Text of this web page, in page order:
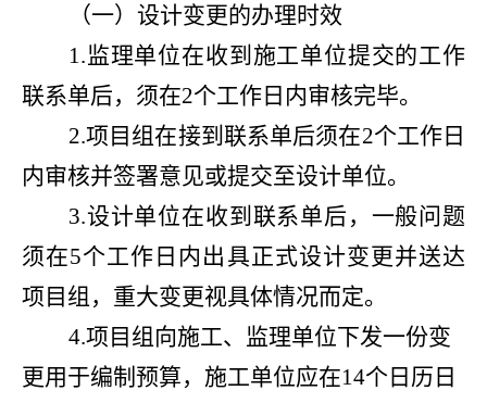
（一）设计变更的办理时效
1.监理单位在收到施工单位提交的工作
联系单后，须在2个工作日内审核完毕。
2.项目组在接到联系单后须在2个工作日
内审核并签署意见或提交至设计单位。
3.设计单位在收到联系单后，一般问题
须在5个工作日内出具正式设计变更并送达
项目组，重大变更视具体情况而定。
4.项目组向施工、监理单位下发一份变
更用于编制预算，施工单位应在14个日历日